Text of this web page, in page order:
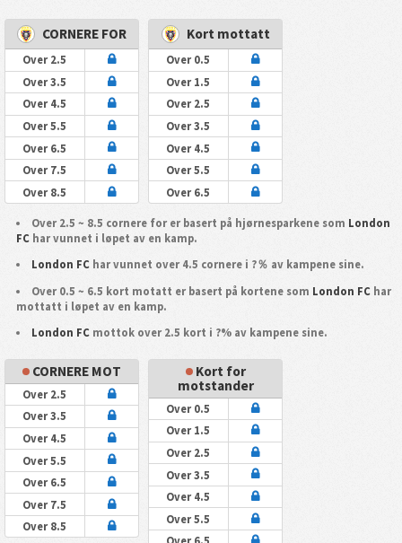
CORNERE FOR
Over 2.5
Over 3.5
Over 4.5
Over 5.5
Over 6.5
Over 7.5
Over 8.5
Kort mottatt
Over 0.5
Over 1.5
Over 2.5
Over 3.5
Over 4.5
Over 5.5
Over 6.5
Over 2.5 ~ 8.5 cornere for er basert på hjørnesparkene som London
FChar vunnet i løpet av en kamp.
London FC har vunnet over 4.5 cornere i ?％ av kampene sine.
Over 0.5 ~ 6.5 kort motatt er basert på kortene som London FC har
mottatt i løpet av en kamp.
London FC mottok over 2.5 kort i ?% av kampene sine.
CORNERE MOT
Over 2.5
Over 3.5
Over 4.5
Over 5.5
Over 6.5
Over 7.5
Over 8.5
Kort for
motstander
Over 0.5
Over 1.5
Over 2.5
Over 3.5
Over 4.5
Over 5.5